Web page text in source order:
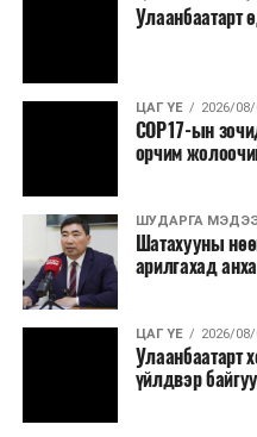
Улаанбаатарт
ЦАГ ҮЕ 2026/08/
COP17-ын
орчим
ШУДАРГА
Шатахууны
арилгахад
ЦАГ ҮЕ 2026/08/
Улаанбаатарт
үйлдвэр